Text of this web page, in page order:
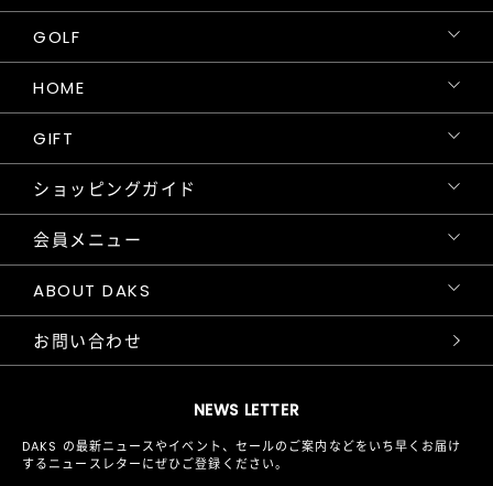
NEWS LETTER
DAKS の最新ニュースやイベント、セールのご案内などをいち早くお届け
するニュースレターにぜひご登録ください。
GOLF
HOME
GIFT
ショッピングガイド
会員メニュー
ABOUT DAKS
お問い合わせ